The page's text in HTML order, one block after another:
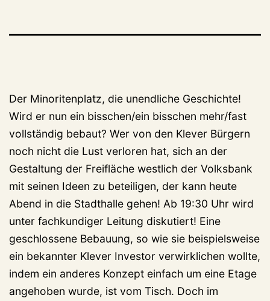
Der Minoritenplatz, die unendliche Geschichte!
Wird er nun ein bisschen/ein bisschen mehr/fast
vollständig bebaut? Wer von den Klever Bürgern
noch nicht die Lust verloren hat, sich an der
Gestaltung der Freifläche westlich der Volksbank
mit seinen Ideen zu beteiligen, der kann heute
Abend in die Stadthalle gehen! Ab 19:30 Uhr wird
unter fachkundiger Leitung diskutiert! Eine
geschlossene Bebauung, so wie sie beispielsweise
ein bekannter Klever Investor verwirklichen wollte,
indem ein anderes Konzept einfach um eine Etage
angehoben wurde, ist vom Tisch. Doch im